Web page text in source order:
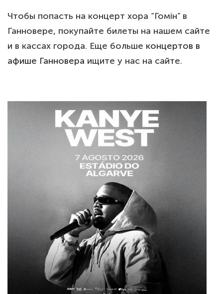
Чтобы попасть на концерт хора “Гомін” в
Ганновере, покупайте билеты на нашем сайте
и в кассах города. Еще больше концертов в
афише Ганновера ищите у нас на сайте.